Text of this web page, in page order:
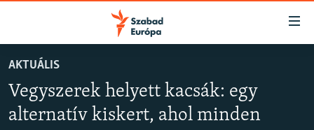
Akadálymentes
oldalra
AKTUÁLIS
PODCASTOK
AKTUÁLIS
Vegyszerek helyett kacsák: egy
alternatív kiskert, ahol minden
FELIRATKOZÁS